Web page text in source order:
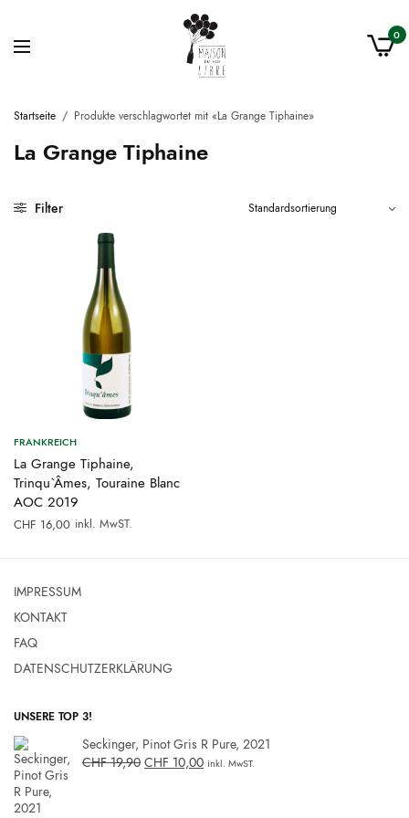
0
Startseite / Produkte verschlagwortet mit «La Grange Tiphaine»
La Grange Tiphaine
Filter
FRANKREICH
La Grange Tiphaine,
Trinqu`Âmes, Touraine Blanc
AOC 2019
CHF 16,00 inkl. MwST.
IMPRESSUM
KONTAKT
FAQ
DATENSCHUTZERKLÄRUNG
UNSERE TOP 3!
Seckinger, Pinot Gris R Pure, 2021
CHF19,90 CHF 10,00 inkl. MwST.